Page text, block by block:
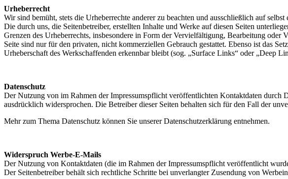
Urheberrecht
Wir sind bemüht, stets die Urheberrechte anderer zu beachten und ausschließlich auf
Die durch uns, die Seitenbetreiber, erstellten Inhalte und Werke auf diesen Seiten
Grenzen des Urheberrechts, insbesondere in Form der Vervielfältigung, Bearbeitung
Seite sind nur für den privaten, nicht kommerziellen Gebrauch gestattet. Ebenso ist das
Urheberschaft des Werkschaffenden erkennbar bleibt (sog. „Surface Links“ oder „Deep
Datenschutz
Der Nutzung von im Rahmen der Impressumspflicht veröffentlichten Kontaktdaten
ausdrücklich widersprochen. Die Betreiber dieser Seiten behalten sich für den Fall der
Mehr zum Thema Datenschutz können Sie unserer Datenschutzerklärung entnehmen.
Widerspruch Werbe-E-Mails
Der Nutzung von Kontaktdaten (die im Rahmen der Impressumspflicht veröffentlicht
Der Seitenbetreiber behält sich rechtliche Schritte bei unverlangter Zusendung von